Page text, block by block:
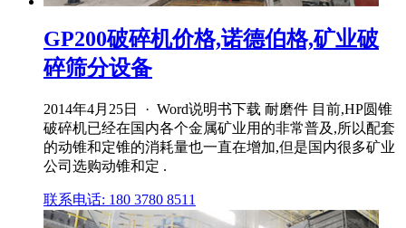
GP200破碎机价格,诺德伯格,矿业破
碎筛分设备
2014年4月25日 · Word说明书下载 耐磨件 目前,HP圆锥
破碎机已经在国内各个金属矿业用的非常普及,所以配套
的动锥和定锥的消耗量也一直在增加,但是国内很多矿业
公司选购动锥和定 .
联系电话: 180 3780 8511